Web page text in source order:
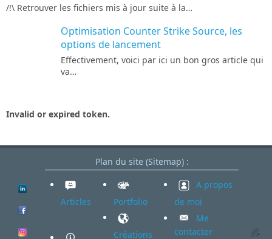
/!\ Retrouver les fichiers mis à jour suite à la…
Optimisation Counter Strike Source, les
options de lancement
Effectivement, voici par ici un bon gros article qui
va…
Invalid or expired token.
Plan du site (Sitemap) :
Articles Portfolio
Créations
A propos
de moi
Me
contacter